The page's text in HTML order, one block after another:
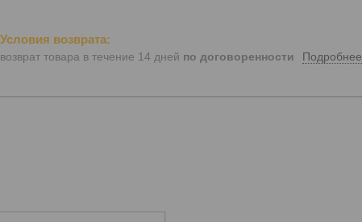
возврат товара в течение 14 дней по договоренности Подробнее